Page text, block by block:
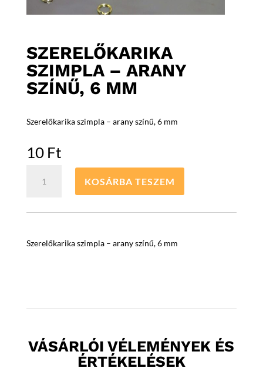
SZERELŐKARIKA
SZIMPLA – ARANY
SZÍNŰ, 6 MM
Szerelőkarika szimpla – arany színű, 6 mm
10 Ft
szimpla
arany
6
KOSÁRBA TESZEM
Szerelőkarika szimpla – arany színű, 6 mm
VÁSÁRLÓI VÉLEMÉNYEK ÉS
ÉRTÉKELÉSEK